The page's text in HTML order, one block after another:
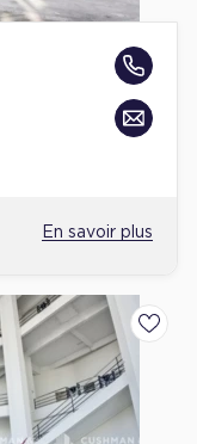
En savoir plus